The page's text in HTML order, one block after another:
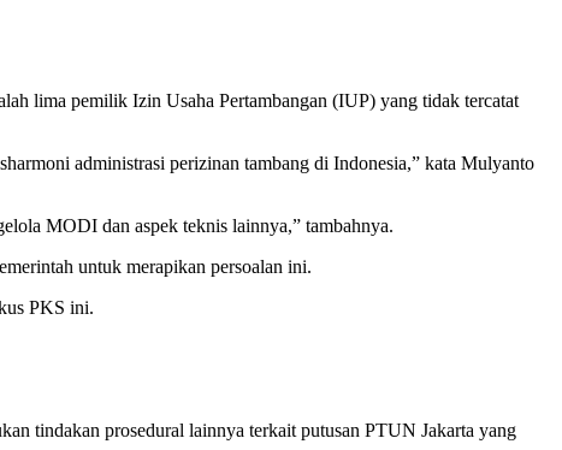
lima pemilik Izin Usaha Pertambangan (IUP) yang tidak tercatat
administrasi perizinan tambang di Indonesia,” kata Mulyanto
MODI dan aspek teknis lainnya,” tambahnya.
untuk merapikan persoalan ini.
PKS ini.
tindakan prosedural lainnya terkait putusan PTUN Jakarta yang